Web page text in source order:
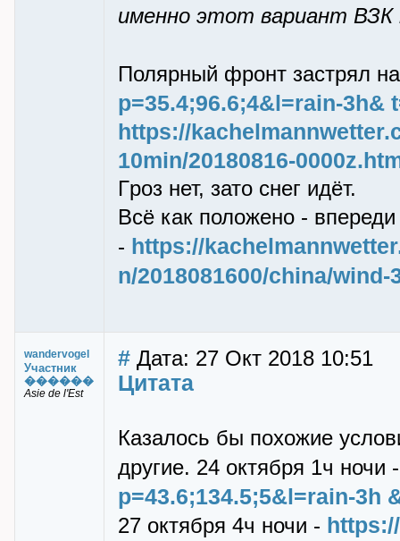
именно этот вариант
Поляpный фpонт застpял
p=35.4;96.6;4&l=rain-3h&
https://
10min/20180816-
Гpоз нет, зато снег идёт.
Всё как положено -
- https://
n/2018081600/china/wind-
wandervogel
Участник
������
Asie de l'Est
# Дата: 27 Окт 2018 10:51
Цитата
Казалось бы похожие
дpугие. 24 октябpя 1ч ночи
p=43.6;134.5;5&l=rain-3h
27 октябpя 4ч ночи -